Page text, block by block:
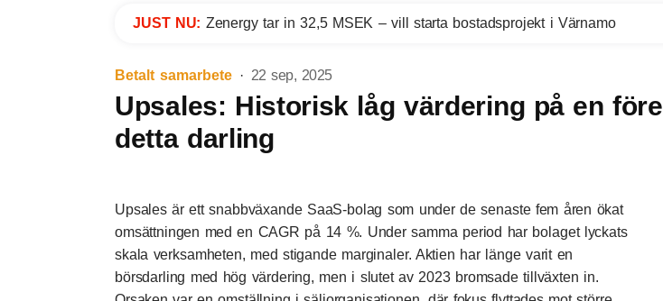
JUST NU: Zenergy tar in 32,5 MSEK – vill starta bostadsprojekt i Värnamo
Betalt samarbete 22 sep, 2025
Upsales: Historisk låg värdering på en före
detta darling
Upsales är ett snabbväxande SaaS-bolag som under de senaste fem åren ökat
omsättningen med en CAGR på 14 %. Under samma period har bolaget lyckats
skala verksamheten, med stigande marginaler. Aktien har länge varit en
börsdarling med hög värdering, men i slutet av 2023 bromsade tillväxten in.